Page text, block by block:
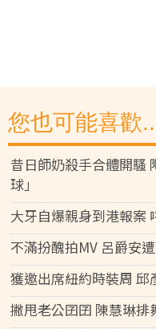
您也可能喜歡
昔日師奶殺手合體開騷
球」
大牙自爆親身到港報案
不滿扮醜拍MV 呂爵安
獲邀出席紐約時裝周 邱
撇甩老公囝囝 陳慧琳排